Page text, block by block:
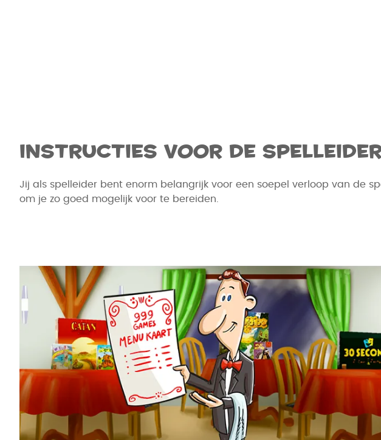
Instructies voor de
Jij als spelleider bent enorm belangrijk voor een soepel verloop van de
om je zo goed mogelijk voor te bereiden.